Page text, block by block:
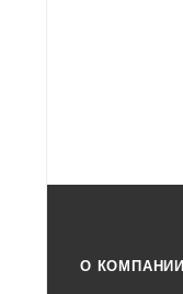
О КОМПАНИИ